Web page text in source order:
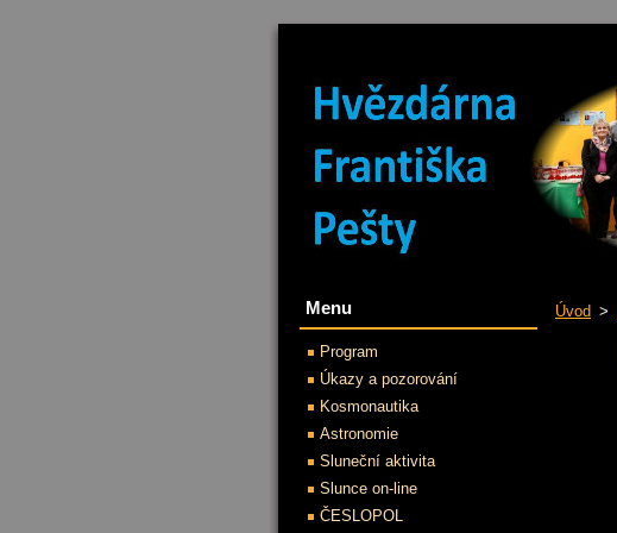
Úvod >
Menu
Program
Úkazy a pozorování
Kosmonautika
Astronomie
Sluneční aktivita
Slunce on-line
ČESLOPOL